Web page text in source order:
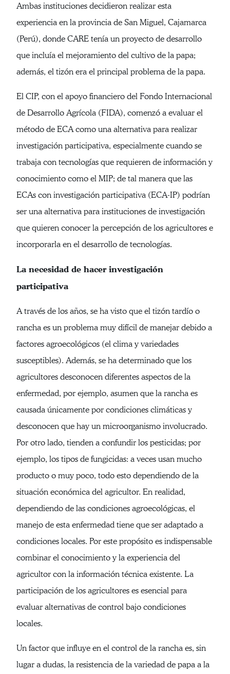
Ambas instituciones decidieron realizar esta
experiencia en la provincia de San Miguel, Cajamarca
(Perú), donde CARE tenía un proyecto de desarrollo
que incluía el mejoramiento del cultivo de la papa;
además, el tizón era el principal problema de la papa.
El CIP, con el apoyo financiero del Fondo Internacional
de Desarrollo Agrícola (FIDA), comenzó a evaluar el
método de ECA como una alternativa para realizar
investigación participativa, especialmente cuando se
trabaja con tecnologías que requieren de información y
conocimiento como el MIP; de tal manera que las
ECAs con investigación participativa (ECA-IP) podrían
ser una alternativa para instituciones de investigación
que quieren conocer la percepción de los agricultores e
incorporarla en el desarrollo de tecnologías.
La necesidad de hacer investigación
participativa
A través de los años, se ha visto que el tizón tardío o
rancha es un problema muy difícil de manejar debido a
factores agroecológicos (el clima y variedades
susceptibles). Además, se ha determinado que los
agricultores desconocen diferentes aspectos de la
enfermedad, por ejemplo, asumen que la rancha es
causada únicamente por condiciones climáticas y
desconocen que hay un microorganismo involucrado.
Por otro lado, tienden a confundir los pesticidas; por
ejemplo, los tipos de fungicidas: a veces usan mucho
producto o muy poco, todo esto dependiendo de la
situación económica del agricultor. En realidad,
dependiendo de las condiciones agroecológicas, el
manejo de esta enfermedad tiene que ser adaptado a
condiciones locales. Por este propósito es indispensable
combinar el conocimiento y la experiencia del
agricultor con la información técnica existente. La
participación de los agricultores es esencial para
evaluar alternativas de control bajo condiciones
locales.
Un factor que influye en el control de la rancha es, sin
lugar a dudas, la resistencia de la variedad de papa a la